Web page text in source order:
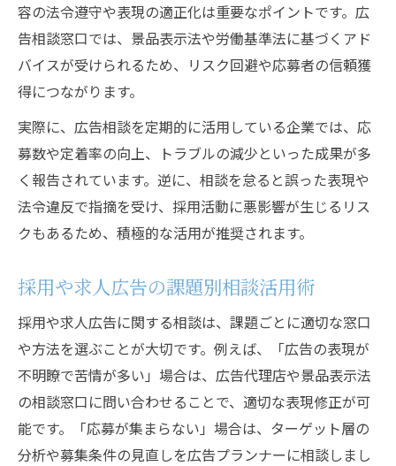
容の法令遵守や表現の適正化は重要なポイントです。広
告相談窓口では、景品表示法や労働基準法に基づくアド
バイスが受けられるため、リスク回避や応募者の信頼獲
得につながります。
実際に、広告相談を定期的に活用している企業では、応
募数や定着率の向上、トラブルの減少といった成果が多
く報告されています。逆に、相談を怠ると誤った表現や
法令違反で指摘を受け、採用活動に悪影響が生じるリス
クもあるため、積極的な活用が推奨されます。
採用や求人広告の課題別相談活用術
採用や求人広告に関する相談は、課題ごとに適切な窓口
や方法を選ぶことが大切です。例えば、「広告の表現が
不明瞭で苦情が多い」場合は、広告代理店や景品表示法
の相談窓口に問い合わせることで、適切な表現修正が可
能です。「応募が集まらない」場合は、ターゲット層の
分析や募集条件の見直しを広告プランナーに相談しまし